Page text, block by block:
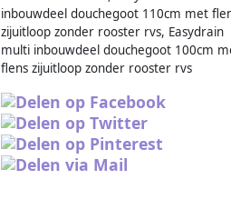
inbouwdeel douchegoot 110cm met
zijuitloop zonder rooster rvs, Easydrain
multi inbouwdeel douchegoot 100cm
flens zijuitloop zonder rooster rvs